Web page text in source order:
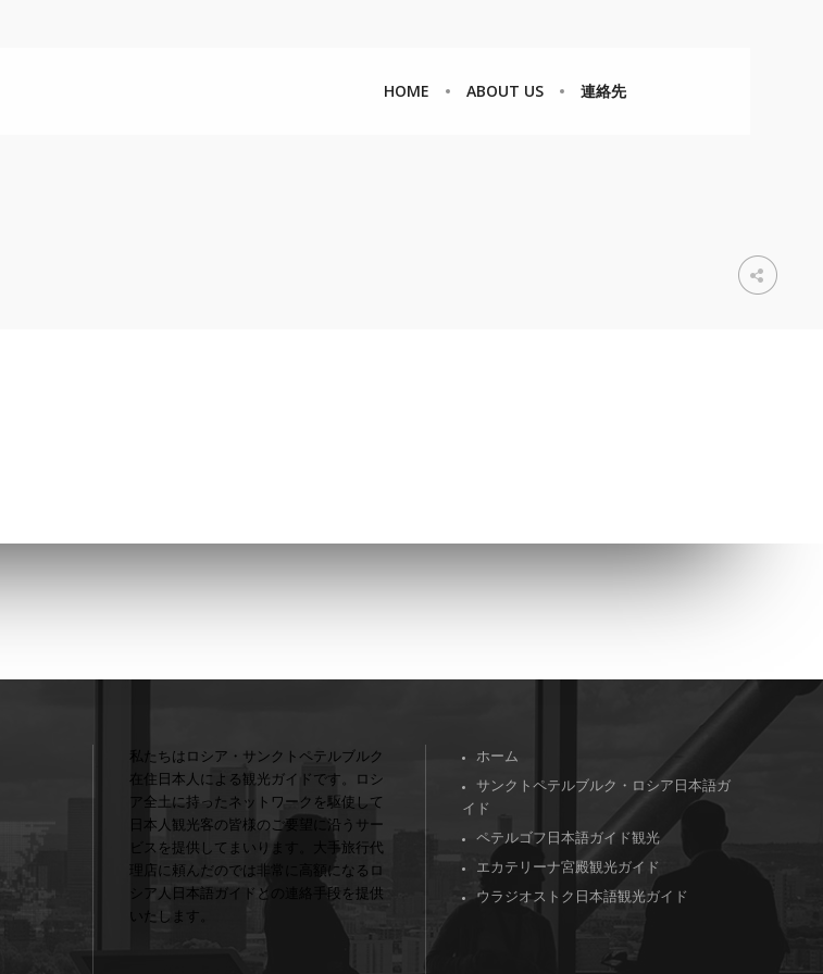
HOME ABOUT US 連絡先
私たちはロシア・サンクトペテルブルク
在住日本人による観光ガイドです。ロシ
ア全土に持ったネットワークを駆使して
日本人観光客の皆様のご要望に沿うサー
ビスを提供してまいります。大手旅行代
理店に頼んだのでは非常に高額になるロ
シア人日本語ガイドとの連絡手段を提供
いたします。
ホーム
サンクトペテルブルク・ロシア日本語ガ
イド
ペテルゴフ日本語ガイド観光
エカテリーナ宮殿観光ガイド
ウラジオストク日本語観光ガイド